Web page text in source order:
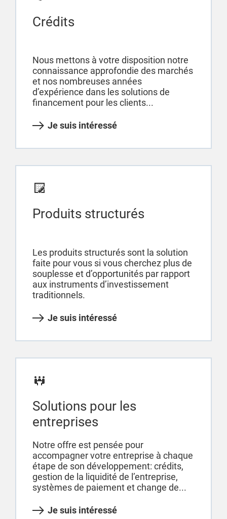
Crédits
Nous mettons à votre disposition notre
connaissance approfondie des marchés
et nos nombreuses années
d’expérience dans les solutions de
financement pour les clients...
Je suis intéressé
Produits structurés
Les produits structurés sont la solution
faite pour vous si vous cherchez plus de
souplesse et d’opportunités par rapport
aux instruments d’investissement
traditionnels.
Je suis intéressé
Solutions pour les
entreprises
Notre offre est pensée pour
accompagner votre entreprise à chaque
étape de son développement: crédits,
gestion de la liquidité de l’entreprise,
systèmes de paiement et change de...
Je suis intéressé